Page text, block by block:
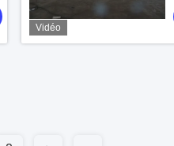
Vidéo